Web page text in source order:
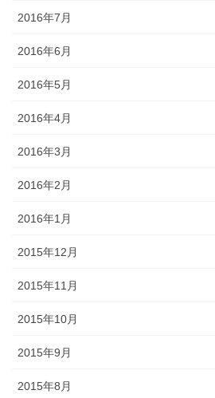
2016年7月
2016年6月
2016年5月
2016年4月
2016年3月
2016年2月
2016年1月
2015年12月
2015年11月
2015年10月
2015年9月
2015年8月